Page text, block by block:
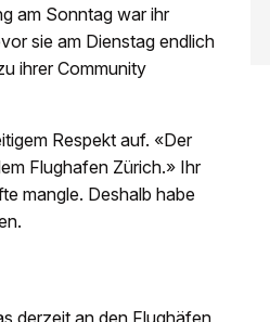
am Sonntag war ihr
sie am Dienstag endlich
ihrer Community
Respekt auf. «Der
Flughafen Zürich.» Ihr
mangle. Deshalb habe